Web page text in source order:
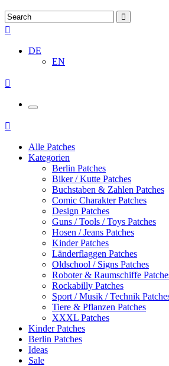
DE
EN
Alle Patches
Kategorien
Berlin Patches
Biker / Kutte Patches
Buchstaben & Zahlen Patches
Comic Charakter Patches
Design Patches
Guns / Tools / Toys Patches
Hosen / Jeans Patches
Kinder Patches
Länderflaggen Patches
Oldschool / Signs Patches
Roboter & Raumschiffe
Rockabilly Patches
Sport / Musik / Technik
Tiere & Pflanzen Patches
XXXL Patches
Kinder Patches
Berlin Patches
Ideas
Sale